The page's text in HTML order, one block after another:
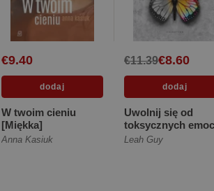
€9.40
W twoim cieniu
[Miękka]
Anna Kasiuk
€8.60
€11.39
Uwolnij się od
toksycznych
[Miękka]
Leah Guy